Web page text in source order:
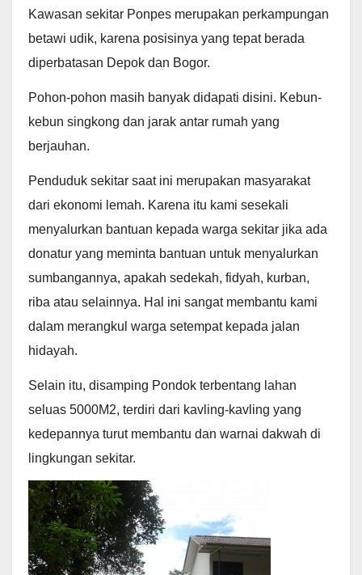
Kawasan sekitar Ponpes merupakan perkampungan
betawi udik, karena posisinya yang tepat berada
diperbatasan Depok dan Bogor.
Pohon-pohon masih banyak didapati disini. Kebun-
kebun singkong dan jarak antar rumah yang
berjauhan.
Penduduk sekitar saat ini merupakan masyarakat
dari ekonomi lemah. Karena itu kami sesekali
menyalurkan bantuan kepada warga sekitar jika ada
donatur yang meminta bantuan untuk menyalurkan
sumbangannya, apakah sedekah, fidyah, kurban,
riba atau selainnya. Hal ini sangat membantu kami
dalam merangkul warga setempat kepada jalan
hidayah.
Selain itu, disamping Pondok terbentang lahan
seluas 5000M2, terdiri dari kavling-kavling yang
kedepannya turut membantu dan warnai dakwah di
lingkungan sekitar.